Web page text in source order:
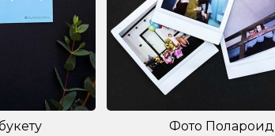
Фото Полароид